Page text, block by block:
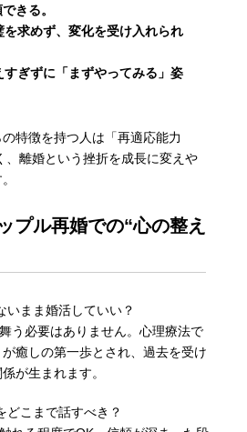
きる。
を求めず、変化を受け入れられ
すぎずに「まずやってみる」姿
特徴を持つ人は「再適応能力
、離婚という挫折を成長に変えや
プル再婚での“心の整え
いまま婚活していい？
う必要はありません。心理療法で
癒しの第一歩とされ、過去を受け
が生まれます。
どこまで話すべき？